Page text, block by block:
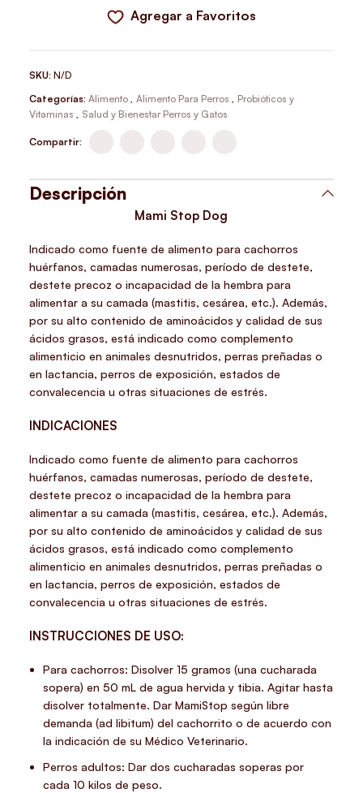
Agregar a Favoritos
SKU:N/D
Categorías: Alimento Alimento Para Perros
Probióticos y
Vitaminas
Salud y Bienestar Perros y Gatos
Compartir:
Descripción
Mami Stop Dog
Indicado como fuente de alimento para cachorros
huérfanos, camadas numerosas, período de destete,
destete precoz o incapacidad de la hembra para
alimentar a su camada (mastitis, cesárea, etc.). Además,
por su alto contenido de aminoácidos y calidad de sus
ácidos grasos, está indicado como complemento
alimenticio en animales desnutridos, perras preñadas o
en lactancia, perros de exposición, estados de
convalecencia u otras situaciones de estrés.
INDICACIONES
Indicado como fuente de alimento para cachorros
huérfanos, camadas numerosas, período de destete,
destete precoz o incapacidad de la hembra para
alimentar a su camada (mastitis, cesárea, etc.). Además,
por su alto contenido de aminoácidos y calidad de sus
ácidos grasos, está indicado como complemento
alimenticio en animales desnutridos, perras preñadas o
en lactancia, perros de exposición, estados de
convalecencia u otras situaciones de estrés.
INSTRUCCIONES DE USO:
Para cachorros: Disolver 15 gramos (una cucharada
sopera) en 50 mL de agua hervida y tibia. Agitar hasta
disolver totalmente. Dar MamiStop según libre
demanda (ad libitum) del cachorrito o de acuerdo con
la indicación de su Médico Veterinario.
Perros adultos: Dar dos cucharadas soperas por
cada 10 kilos de peso.